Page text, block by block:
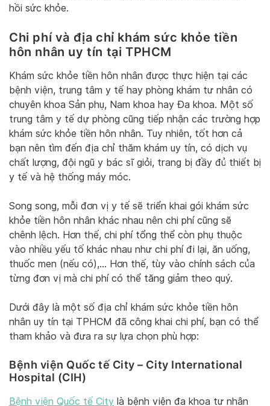
hồi sức khỏe.
Chi phí và địa chỉ khám sức khỏe tiền
hôn nhân uy tín tại TPHCM
Khám sức khỏe tiền hôn nhân được thực hiện tại các
bệnh viện, trung tâm y tế hay phòng khám tư nhân có
chuyên khoa Sản phụ, Nam khoa hay Đa khoa. Một số
trung tâm y tế dự phòng cũng tiếp nhận các trường hợp
khám sức khỏe tiền hôn nhân. Tuy nhiên, tốt hơn cả
bạn nên tìm đến địa chỉ thăm khám uy tín, có dịch vụ
chất lượng, đội ngũ y bác sĩ giỏi, trang bị đầy đủ thiết bị
y tế và hệ thống máy móc.
Song song, mỗi đơn vị y tế sẽ triển khai gói khám sức
khỏe tiền hôn nhân khác nhau nên chi phí cũng sẽ
chênh lệch. Hơn thế, chi phí tổng thể còn phụ thuộc
vào nhiều yếu tố khác nhau như chi phí đi lại, ăn uống,
thuốc men (nếu có),… Hơn thế, tùy vào chính sách của
từng đơn vị mà chi phí có thể tăng giảm theo quý.
Dưới đây là một số địa chỉ khám sức khỏe tiền hôn
nhân uy tín tại TPHCM đã công khai chi phí, bạn có thể
tham khảo và đưa ra sự lựa chọn phù hợp:
Bệnh viện Quốc tế City – City International
Hospital (CIH)
Bệnh viện Quốc tế City là bệnh viện đa khoa tư nhân